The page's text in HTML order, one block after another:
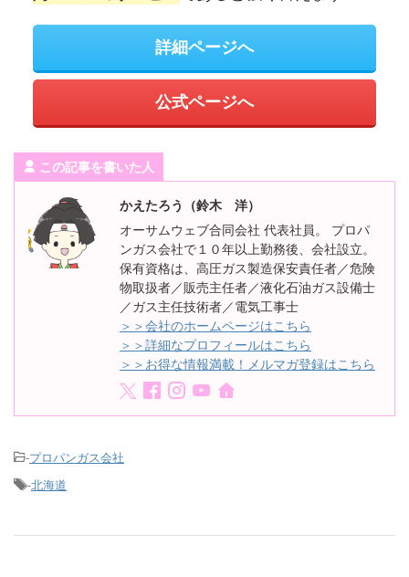
詳細ページへ
公式ページへ
この記事を書いた人
かえたろう（鈴木 洋）
オーサムウェブ合同会社 代表社員。 プロパ
ンガス会社で１０年以上勤務後、会社設立。
保有資格は、高圧ガス製造保安責任者／危険
物取扱者／販売主任者／液化石油ガス設備士
／ガス主任技術者／電気工事士
＞＞会社のホームページはこちら
＞＞詳細なプロフィールはこちら
＞＞お得な情報満載！メルマガ登録はこちら
-プロパンガス会社
-北海道